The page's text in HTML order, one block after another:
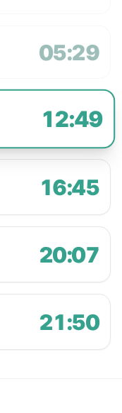
05:29
12:49
16:45
20:07
21:50